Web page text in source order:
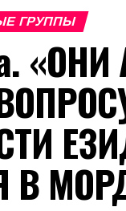
ГРУППЫ
В